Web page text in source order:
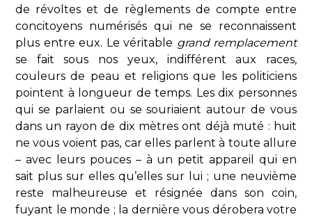
de révoltes et de règlements de compte entre
concitoyens numérisés qui ne se reconnaissent
plus entre eux. Le véritable grand remplacement
se fait sous nos yeux, indifférent aux races,
couleurs de peau et religions que les politiciens
pointent à longueur de temps. Les dix personnes
qui se parlaient ou se souriaient autour de vous
dans un rayon de dix mètres ont déjà muté : huit
ne vous voient pas, car elles parlent à toute allure
– avec leurs pouces – à un petit appareil qui en
sait plus sur elles qu’elles sur lui ; une neuvième
reste malheureuse et résignée dans son coin,
fuyant le monde ; la dernière vous dérobera votre